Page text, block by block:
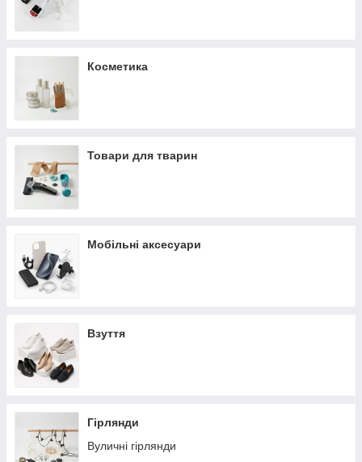
Косметика
Товари для тварин
Мобільні аксесуари
Взуття
Гірлянди
Вуличні гірлянди